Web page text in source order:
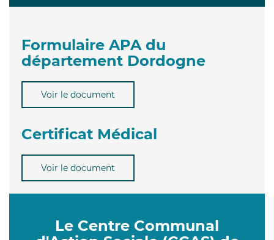
Formulaire APA du
département Dordogne
Voir le document
Certificat Médical
Voir le document
Le Centre Communal